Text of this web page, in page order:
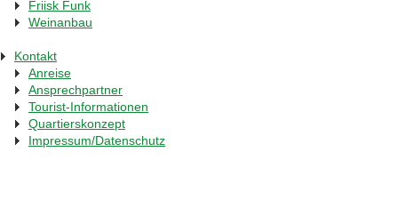
Friisk Funk
Weinanbau
Kontakt
Anreise
Ansprechpartner
Tourist-Informationen
Quartierskonzept
Impressum/Datenschutz